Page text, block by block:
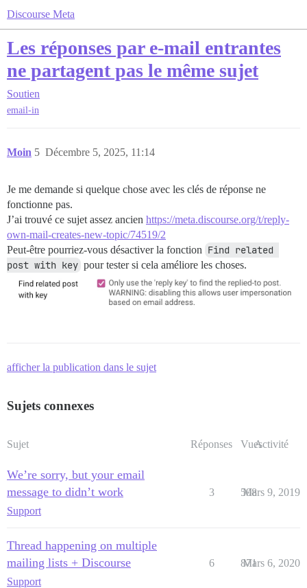
Discourse Meta
Les réponses par e-mail entrantes
ne partagent pas le même sujet
Soutien
email-in
Moin Décembre 5, 2025, 11:14
5
Je me demande si quelque chose avec les clés de réponse ne
fonctionne pas.
J’ai trouvé ce sujet assez ancien https://meta.discourse.org/t/reply-
own-mail-creates-new-topic/74519/2
Peut-être pourriez-vous désactiver la fonction Find related
post with key pour tester si cela améliore les choses.
afficher la publication dans le sujet
Sujets connexes
Sujet Réponses VuesActivité
We’re sorry, but your email
message to didn’t work
Support
3 598
Mars 9, 2019
Thread happening on multiple
mailing lists + Discourse
Support
6 871
Mars 6, 2020